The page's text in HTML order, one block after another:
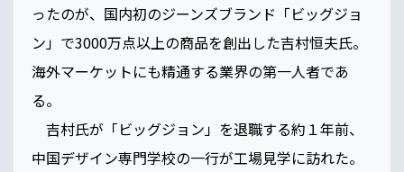
ったのが、国内初のジーンズブランド「ビッグジョ
ン」で3000万点以上の商品を創出した吉村恒夫氏。
海外マーケットにも精通する業界の第一人者であ
る。
吉村氏が「ビッグジョン」を退職する約１年前、
中国デザイン専門学校の一行が工場見学に訪れた。